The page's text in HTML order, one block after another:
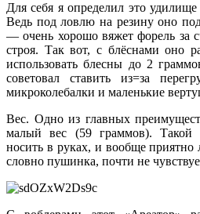
Для себя я определил это
Ведь под ловлю на резину оно
— очень хорошо вяжет форель за
строя. Так вот, с блёснами оно
использовать блесны до 2
советовал ставить из=за
микроколебалки и маленькие
Вес. Одно из главных
малый вес (59 граммов). Такой
носить в руках, и вообще приятно
словно пушинка, почти не